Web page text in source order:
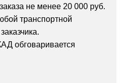
не менее 20 000 руб.
транспортной
обговаривается